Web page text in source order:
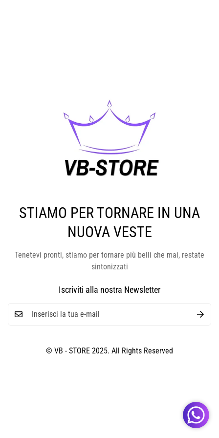
STIAMO PER TORNARE IN UNA
NUOVA VESTE
Tenetevi pronti, stiamo per tornare più belli che mai, restate
sintonizzati
Iscriviti alla nostra Newsletter
© VB - STORE 2025. All Rights Reserved